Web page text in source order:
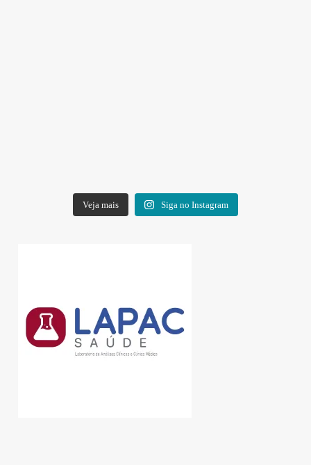
Veja mais Siga no Instagram